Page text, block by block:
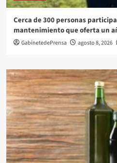
Cerca de 300 personas
mantenimiento que oferta un
GabinetedePrensa agosto 8, 2026